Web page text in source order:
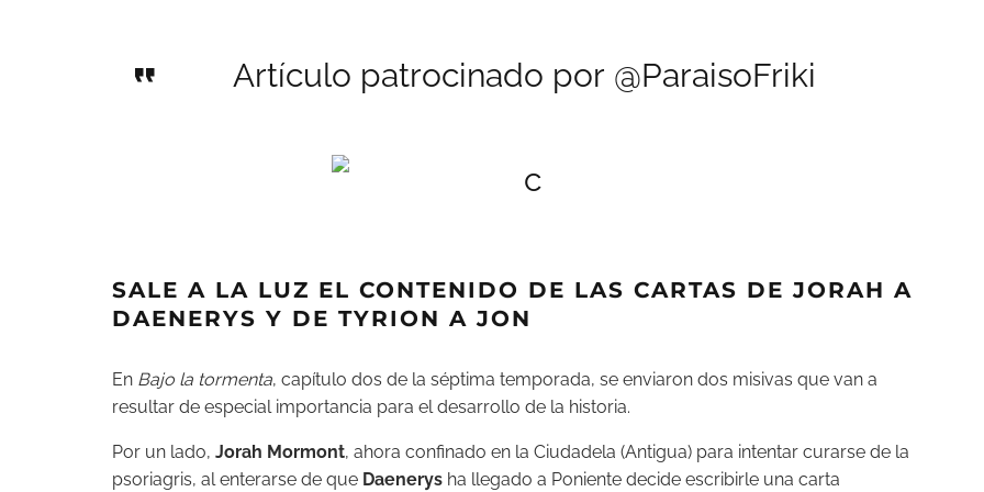
Artículo patrocinado por @ParaisoFriki
SALE A LA LUZ EL CONTENIDO DE LAS CARTAS DE JORAH A
DAENERYS Y DE TYRION A JON
En Bajo la tormenta, capítulo dos de la séptima temporada, se enviaron dos misivas que van a
resultar de especial importancia para el desarrollo de la historia.
Por un lado, Jorah Mormont, ahora confinado en la Ciudadela (Antigua) para intentar curarse de la
psoriagris, al enterarse de que Daenerys ha llegado a Poniente decide escribirle una carta